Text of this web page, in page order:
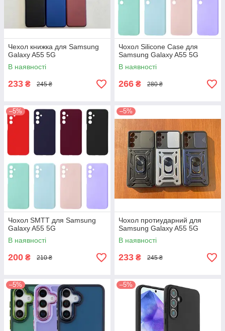
Чехол книжка для Samsung
Galaxy A55 5G
В наявності
233 ₴ 245 ₴
Чохол Silicone Case для
Samsung Galaxy A55 5G
В наявності
266 ₴ 280 ₴
–5%
Чохол SMTT для Samsung
Galaxy A55 5G
В наявності
200 ₴ 210 ₴
–5%
Чохол протиударний для
Samsung Galaxy A55 5G
В наявності
233 ₴ 245 ₴
–5% –5%